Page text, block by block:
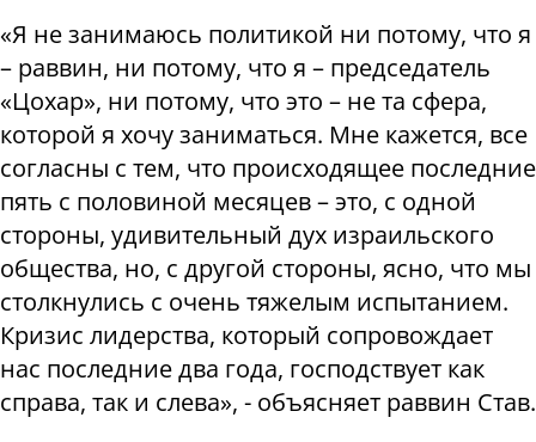
«Я не занимаюсь политикой ни потому, что я
– раввин, ни потому, что я – председатель
«Цохар», ни потому, что это – не та сфера,
которой я хочу заниматься. Мне кажется, все
согласны с тем, что происходящее последние
пять с половиной месяцев – это, с одной
стороны, удивительный дух израильского
общества, но, с другой стороны, ясно, что мы
столкнулись с очень тяжелым испытанием.
Кризис лидерства, который сопровождает
нас последние два года, господствует как
справа, так и слева», - объясняет раввин Став.